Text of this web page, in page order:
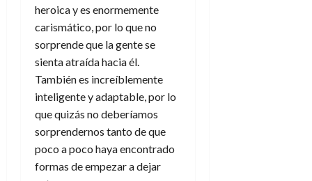
heroica y es enormemente
carismático, por lo que no
sorprende que la gente se
sienta atraída hacia él.
También es increíblemente
inteligente y adaptable, por lo
que quizás no deberíamos
sorprendernos tanto de que
poco a poco haya encontrado
formas de empezar a dejar